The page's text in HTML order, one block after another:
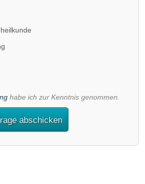
habe ich zur Kenntnis genommen.
abschicken